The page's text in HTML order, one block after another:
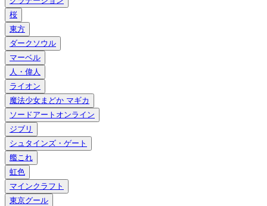
桜
東方
ダークソウル
マーベル
人・偉人
ライオン
魔法少女まどか マギカ
ソードアートオンライン
ジブリ
シュタインズ・ゲート
艦これ
虹色
マインクラフト
東京グール